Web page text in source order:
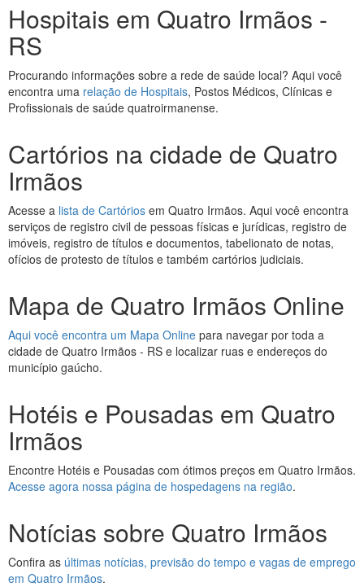
Hospitais em Quatro Irmãos -
RS
Procurando informações sobre a rede de saúde local? Aqui você
encontra uma relação de Hospitais, Postos Médicos, Clínicas e
Profissionais de saúde quatroirmanense.
Cartórios na cidade de Quatro
Irmãos
Acesse a lista de Cartórios em Quatro Irmãos. Aqui você encontra
serviços de registro civil de pessoas físicas e jurídicas, registro de
imóveis, registro de títulos e documentos, tabelionato de notas,
ofícios de protesto de títulos e também cartórios judiciais.
Mapa de Quatro Irmãos Online
Aqui você encontra um Mapa Online para navegar por toda a
cidade de Quatro Irmãos - RS e localizar ruas e endereços do
município gaúcho.
Hotéis e Pousadas em Quatro
Irmãos
Encontre Hotéis e Pousadas com ótimos preços em Quatro Irmãos.
Acesse agora nossa página de hospedagens na região.
Notícias sobre Quatro Irmãos
Confira as últimas notícias, previsão do tempo e vagas de emprego
em Quatro Irmãos.